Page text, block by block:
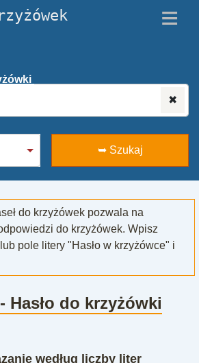
≡
✖
➥ Szukaj
do krzyżówek pozwala na
do krzyżówek. Wpisz
pole litery "Hasło w krzyżówce" i
- Hasło do krzyżówki
według liczby liter